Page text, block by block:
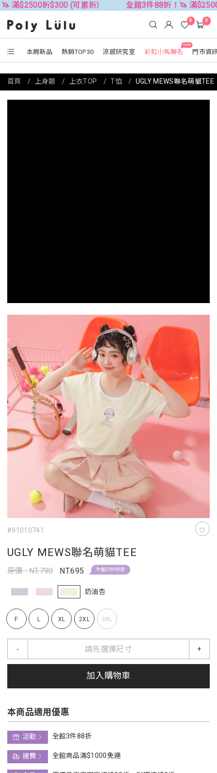
$300 (可累折） 全館3件88折！🦄 滿$2500折$300 (可
本周新品 熱銷TOP30 涼感研究室
NEW
彩虹小馬聯名 門市資
0 0
#91010741
UGLY MEWS聯名萌貓TEE
原價 : NT.790 NT.695 全館3件88折
奶油杏
F L XL 2XL 3XL
請先選擇尺寸
- +
加入購物車
本商品適用優惠
活動
全館3件88折
運費
全館商品滿$1000免運
首頁 上身類 上衣TOP T恤 UGLY MEWS聯名萌貓TEE